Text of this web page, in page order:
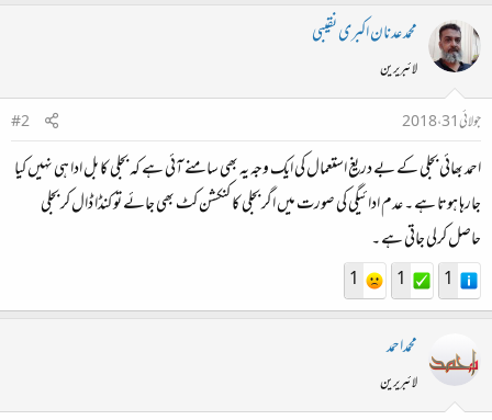
محمد عدنان اکبری نقیبی
لائبریرین
جولائی 31، 2018
#2
احمد بھائی بجلی کے بے دریغ استعمال کی ایک وجہ یہ بھی سامنے آئی ہے کہ بجلی کا بل ادا ہی نہیں کیا
جارہا ہوتا ہے ۔ عدم ادائیگی کی صورت میں اگر بجلی کا کنکشن کٹ بھی جائے تو کنڈا ڈال کر بجلی
حاصل کرلی جاتی ہے ۔
1
1
1
محمداحمد
لائبریرین